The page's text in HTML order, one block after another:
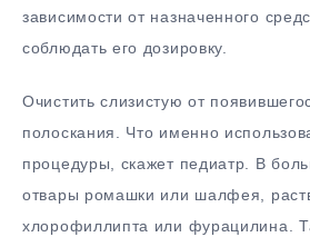
зависимости от назначенного
соблюдать его дозировку.
Очистить слизистую от
полоскания. Что именно
процедуры, скажет педиатр. В
отвары ромашки или шалфея,
хлорофиллипта или фурацилина.